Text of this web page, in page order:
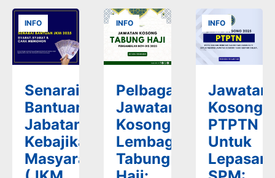
INFO
Senarai
Bantuan
Jabatan
Kebajikan
Masyarakat
INFO
Pelbagai
Jawatan
Kosong
Lembaga
Tabung
INFO
Jawatan
Kosong
PTPTN
Untuk
Lepasan